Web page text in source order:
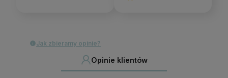
Jak zbieramy opinie?
Opinie klientów